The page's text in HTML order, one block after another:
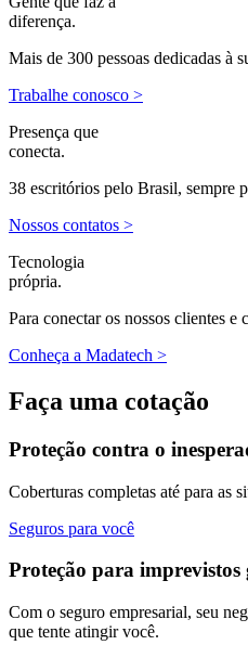
diferença.
Mais de 300 pessoas dedicadas à
Trabalhe conosco >
Presença que
conecta.
38 escritórios pelo Brasil, sempre
Nossos contatos >
Tecnologia
própria.
Para conectar os nossos clientes e
Conheça a Madatech >
Faça uma cotação
Proteção contra o
Coberturas completas até para as
Seguros para você
Proteção para imprevistos
Com o seguro empresarial, seu
que tente atingir você.